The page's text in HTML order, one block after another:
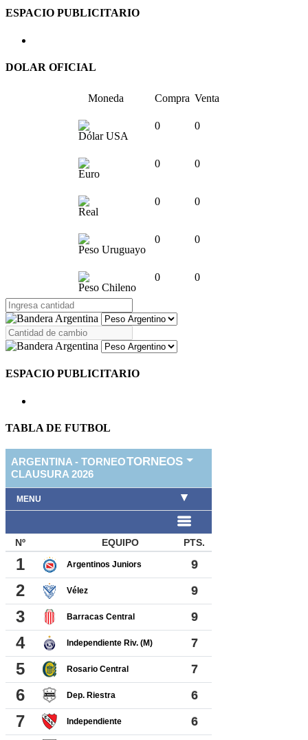
ESPACIO PUBLICITARIO
DOLAR OFICIAL
Moneda Compra Venta
Dólar USA
0 0
Euro
0 0
Real
0 0
Peso Uruguayo
0 0
Peso Chileno
0 0
ESPACIO PUBLICITARIO
TABLA DE FUTBOL